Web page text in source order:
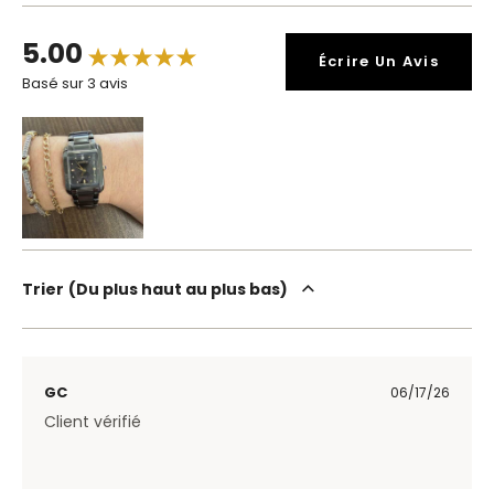
5.00
Basé sur 3 avis
Écrire Un Avis
Trier Du plus haut au plus bas
GC 06/17/26
Client vérifié